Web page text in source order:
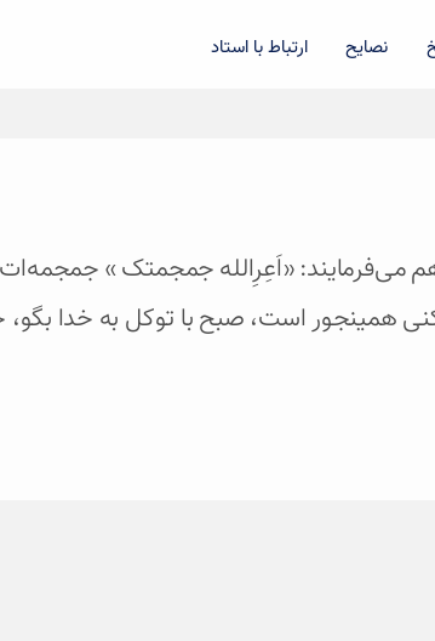
نصایح ارتباط با استاد
هم می‌فرمایند: «اَعِرِالله جمجمتک »
همینجور است، صبح با توکل به خدا